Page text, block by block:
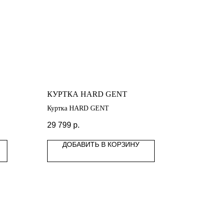
КУРТКА HARD GENT
Куртка HARD GENT
29 799 р.
ДОБАВИТЬ В КОРЗИНУ